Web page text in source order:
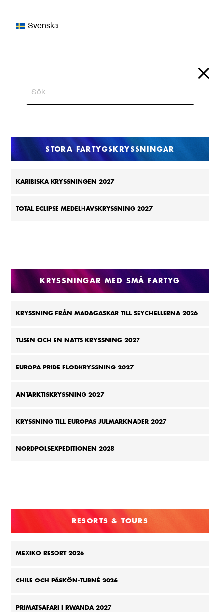
Svenska
STORA FARTYGSKRYSSNINGAR
KARIBISKA KRYSSNINGEN 2027
TOTAL ECLIPSE MEDELHAVSKRYSSNING 2027
KRYSSNINGAR MED SMÅ FARTYG
KRYSSNING FRÅN MADAGASKAR TILL SEYCHELLERNA 2026
TUSEN OCH EN NATTS KRYSSNING 2027
EUROPA PRIDE FLODKRYSSNING 2027
ANTARKTISKRYSSNING 2027
KRYSSNING TILL EUROPAS JULMARKNADER 2027
NORDPOLSEXPEDITIONEN 2028
RESORTS & TOURS
MEXIKO RESORT 2026
CHILE OCH PÅSKÖN-TURNÉ 2026
PRIMATSAFARI I RWANDA 2027